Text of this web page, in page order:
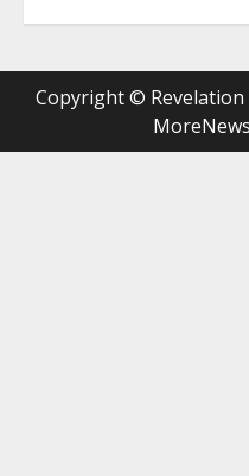
Copyright ©
MoreNews